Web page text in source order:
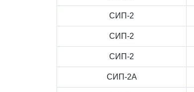
СИП-2
СИП-2
СИП-2
СИП-2А